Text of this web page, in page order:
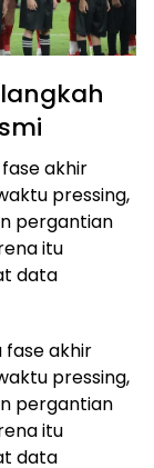
akhir
pressing,
pergantian
itu
data
akhir
pressing,
pergantian
itu
data